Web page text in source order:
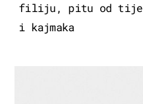
filiju, pitu od
i kajmaka